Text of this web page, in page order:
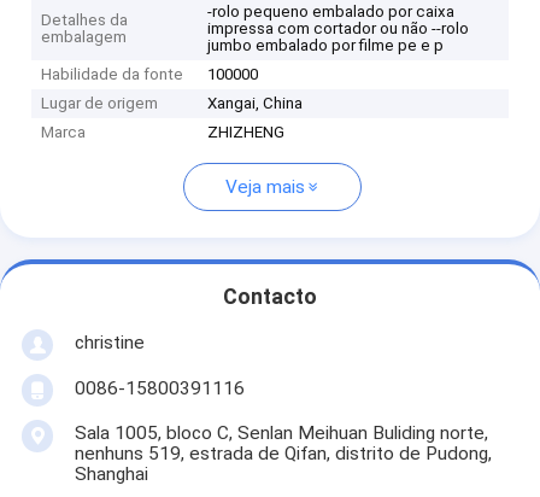
Detalhes da
embalagem
-rolo pequeno embalado por caixa
impressa com cortador ou não --rolo
jumbo embalado por filme pe e p
Habilidade da fonte
100000
Lugar de origem
Xangai, China
Marca
ZHIZHENG
Veja mais
Contacto
christine
0086-15800391116
Sala 1005, bloco C, Senlan Meihuan Buliding norte,
nenhuns 519, estrada de Qifan, distrito de Pudong,
Shanghai